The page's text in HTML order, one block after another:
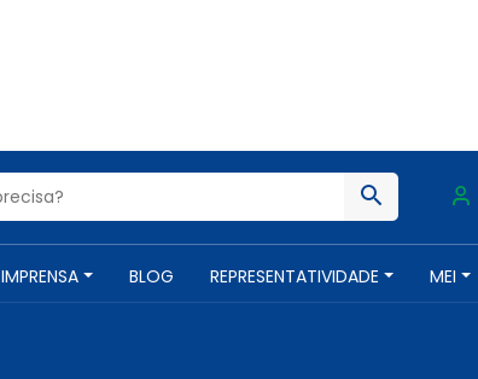
IMPRENSA BLOG REPRESENTATIVIDADE MEI